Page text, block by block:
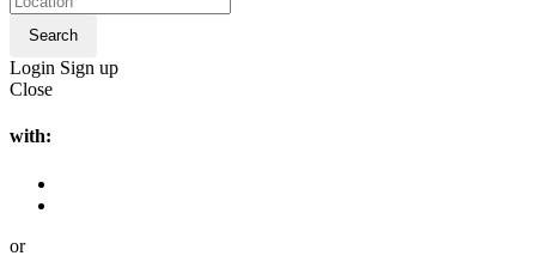
Search
Login Sign up
Close
with:
or